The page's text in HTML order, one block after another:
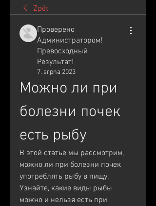
Zpět
Проверено
Администратором!
Превосходный
Результат!
7. srpna 2023
Можно ли при
болезни почек
есть рыбу
В этой статье мы рассмотрим,
можно ли при болезни почек
употреблять рыбу в пищу.
Узнайте, какие виды рыбы
можно и нельзя есть при